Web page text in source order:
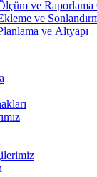
ve Raporlama
ve
ve Altyapı